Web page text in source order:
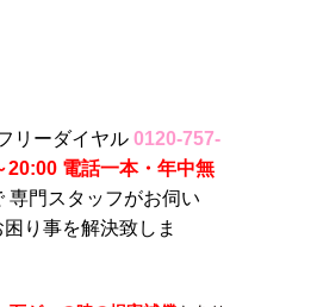
リーダイヤル 0120-757-
20:00 電話一本・年中無
専門スタッフがお伺い
り事を解決致しま